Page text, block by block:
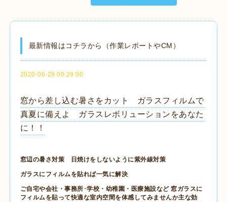
最新情報はコチラから（作業レポートやCM）
2020-06-29 00:29:00
窓から差し込む暑さをカット ガラスフィルムで
真夏に備えよ ガラスレボリューションをあなた
に！！
窓辺の暑さ対策 日焼けをしないように紫外線対策
ガラスにフィルムを貼れば一気に解決
ご自宅や会社・事務所･学校・幼稚園・医療施設など 窓ガラスに
フィルムを貼って快適な室内空間を体感してみませんか主な効